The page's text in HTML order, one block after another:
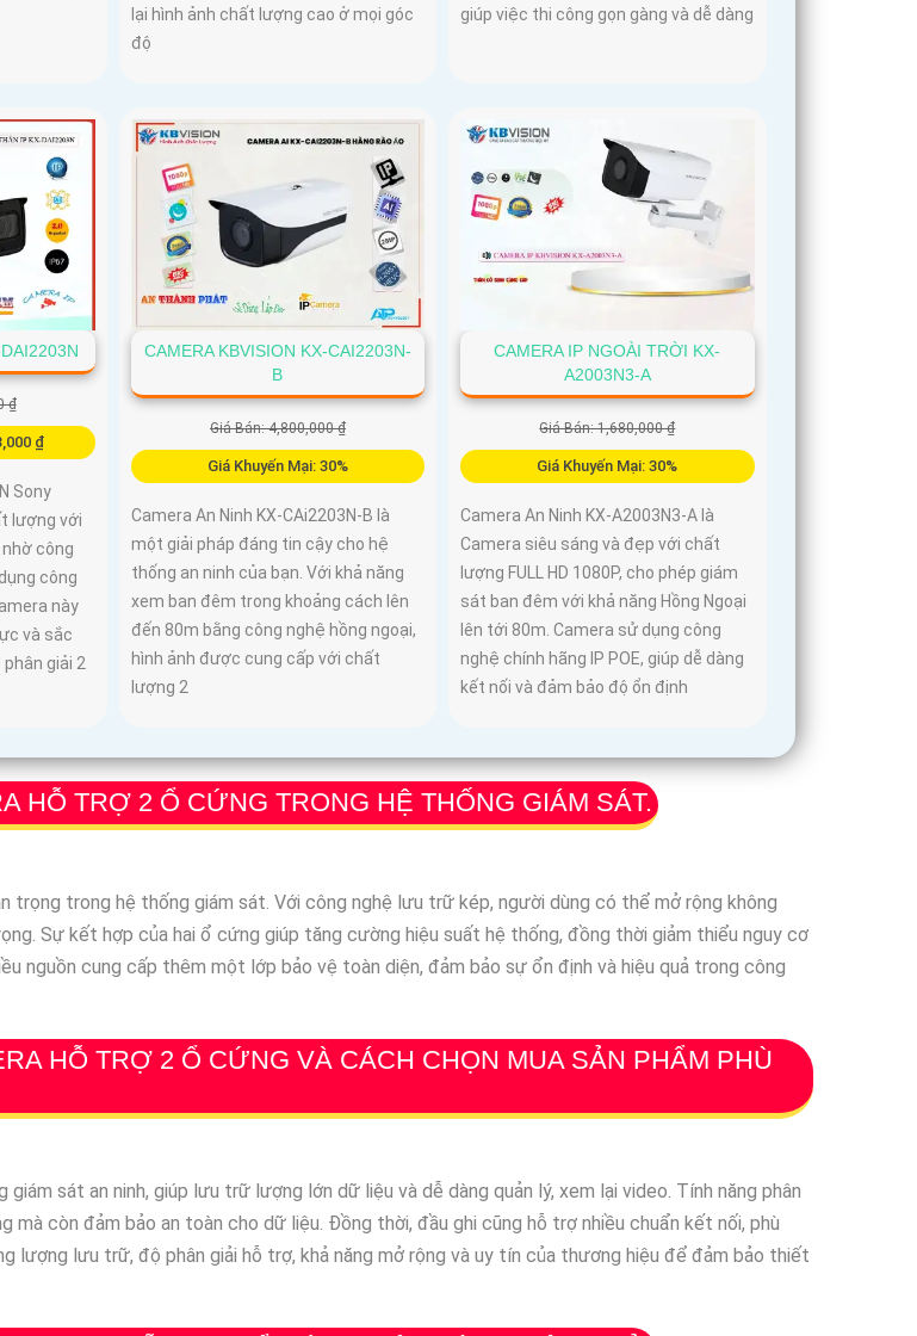
lại hình ảnh chất lượng cao ở mọi góc
độ
giúp việc thi công gọn gàng và dễ dàng
₫
₫
Sony
lượng với
công
công
này
và sắc
giải 2
CAMERA KBVISION KX-CAI2203N-
B
Giá Bán: 4,800,000 ₫
Giá Khuyến Mại: 30%
Camera An Ninh KX-CAi2203N-B là
một giải pháp đáng tin cậy cho hệ
thống an ninh của bạn. Với khả năng
xem ban đêm trong khoảng cách lên
đến 80m bằng công nghệ hồng ngoại,
hình ảnh được cung cấp với chất
lượng 2
CAMERA IP NGOÀI TRỜI KX-
A2003N3-A
Giá Bán: 1,680,000 ₫
Giá Khuyến Mại: 30%
Camera An Ninh KX-A2003N3-A là
Camera siêu sáng và đẹp với chất
lượng FULL HD 1080P, cho phép giám
sát ban đêm với khả năng Hồng Ngoại
lên tới 80m. Camera sử dụng công
nghệ chính hãng IP POE, giúp dễ dàng
kết nối và đảm bảo độ ổn định
HỖ TRỢ 2 Ổ CỨNG TRONG HỆ THỐNG GIÁM SÁT.
trọng trong hệ thống giám sát. Với công nghệ lưu trữ kép, người dùng có thể mở rộng không
Sự kết hợp của hai ổ cứng giúp tăng cường hiệu suất hệ thống, đồng thời giảm thiểu nguy cơ
nguồn cung cấp thêm một lớp bảo vệ toàn diện, đảm bảo sự ổn định và hiệu quả trong công
HỖ TRỢ 2 Ổ CỨNG VÀ CÁCH CHỌN MUA SẢN PHẨM PHÙ
sát an ninh, giúp lưu trữ lượng lớn dữ liệu và dễ dàng quản lý, xem lại video. Tính năng phân
còn đảm bảo an toàn cho dữ liệu. Đồng thời, đầu ghi cũng hỗ trợ nhiều chuẩn kết nối, phù
lượng lưu trữ, độ phân giải hỗ trợ, khả năng mở rộng và uy tín của thương hiệu để đảm bảo thiết